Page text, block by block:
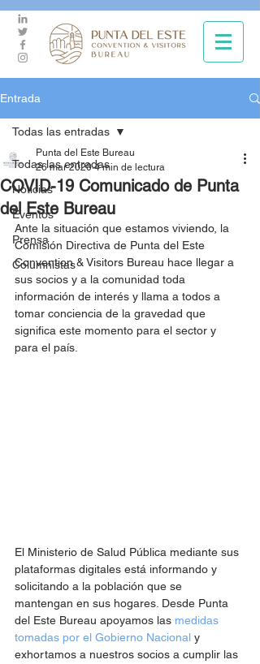
Entrada
Todas las entradas
Noticias
Eventos
Prensa
Columnistas
Todas las entradas
COVID-19 Comunicado de Punta
del Este Bureau
Punta del Este Bureau
26 mar 2020 4 min de lectura
Ante la situación que estamos viviendo, la
Comisión Directiva de Punta del Este
Convention & Visitors Bureau hace llegar a
sus socios y a la comunidad toda
información de interés y llama a todos a
tomar conciencia de la gravedad que
significa este momento para el sector y
para el país.
El Ministerio de Salud Pública mediante sus
plataformas digitales está informando y
solicitando a la población que se
mantengan en sus hogares. Desde Punta
del Este Bureau apoyamos las medidas
tomadas por el Gobierno Nacional y
exhortamos a nuestros socios a cumplir las